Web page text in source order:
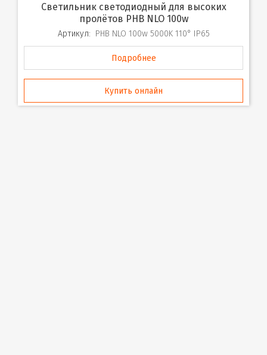
Светильник светодиодный для высоких
пролётов PHB NLO 100w
Артикул: PHB NLO 100w 5000K 110° IP65
Подробнее
Купить онлайн